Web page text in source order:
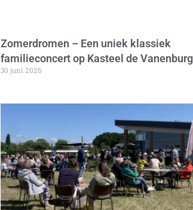
Zomerdromen – Een uniek klassiek
familieconcert op Kasteel de Vanenburg
30 juni 2026